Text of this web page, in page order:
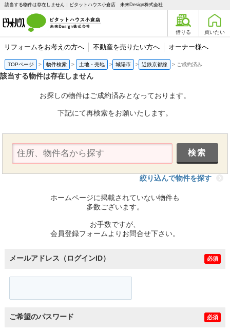
該当する物件は存在しません｜ピタットハウス小倉店 未来Design株式会社
借りる 買いたい
リフォームをお考えの方へ 不動産を売りたい方へ オーナー様へ
TOPページ 物件検索 土地・売地 城陽市 近鉄京都線 ご成約済み
該当する物件は存在しません
お探しの物件はご成約済みとなっております。
下記にて再検索をお願いたします。
絞り込んで物件を探す
ホームページに掲載されていない物件も
多数ございます。
お手数ですが、
会員登録フォームよりお問合せ下さい。
メールアドレス（ログインID） 必須
ご希望のパスワード 必須